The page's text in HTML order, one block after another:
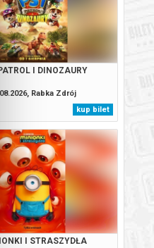
I DINOZAURY
Rabka Zdrój
kup bilet
I STRASZYDŁA